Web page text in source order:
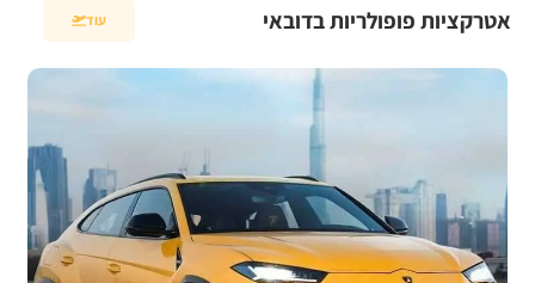
אטרקציות פופולריות בדובאי עוד